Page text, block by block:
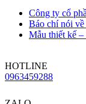
Công ty cổ
Báo chí nói
Mẫu thiết kế –
HOTLINE
0963459288